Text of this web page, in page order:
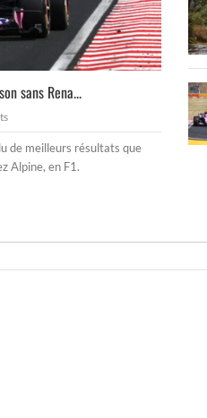
sans Rena...
de meilleurs résultats que
Alpine, en F1.